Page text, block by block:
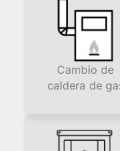
Cambio de
caldera de